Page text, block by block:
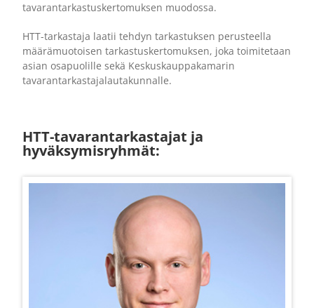
tavarantarkastuskertomuksen muodossa.
HTT-tarkastaja laatii tehdyn tarkastuksen perusteella
määrämuotoisen tarkastuskertomuksen, joka toimitetaan
asian osapuolille sekä Keskuskauppakamarin
tavarantarkastajalautakunnalle.
HTT-tavarantarkastajat ja
hyväksymisryhmät: